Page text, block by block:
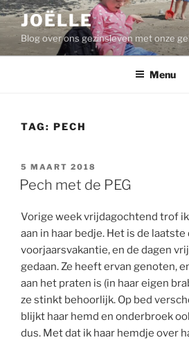
Ga
naar
de
inhoud
JOËLLE
Blog over ons gezinsleven met onze
Menu
TAG: PECH
GEPLAATST
OP
5 MAART 2018
Pech met de PEG
Vorige week vrijdagochtend trof
aan in haar bedje. Het is de laatste
voorjaarsvakantie, en de dagen
gedaan. Ze heeft ervan genoten,
aan het praten is (in haar eigen
ze stinkt behoorlijk. Op bed
blijkt haar hemd en onderbroek
dus. Met dat ik haar hemdje over